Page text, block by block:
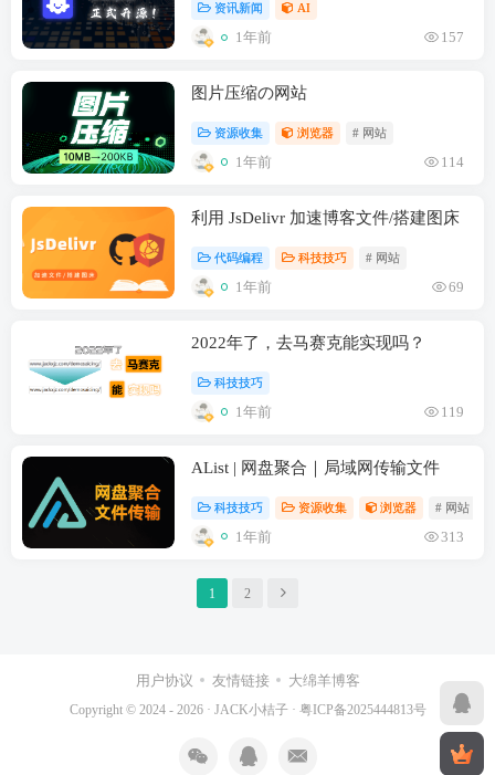
资讯新闻 AI
1年前 157
图片压缩の网站
资源收集 浏览器 # 网站
1年前 114
利用 JsDelivr 加速博客文件/搭建图床
代码编程 科技技巧 # 网站
1年前 69
2022年了，去马赛克能实现吗？
科技技巧
1年前 119
AList | 网盘聚合｜局域网传输文件
科技技巧 资源收集 浏览器 # 网站
1年前 313
1 2
用户协议 友情链接 大绵羊博客
Copyright © 2024 - 2026 · JACK小桔子· 粤ICP备2025444813号